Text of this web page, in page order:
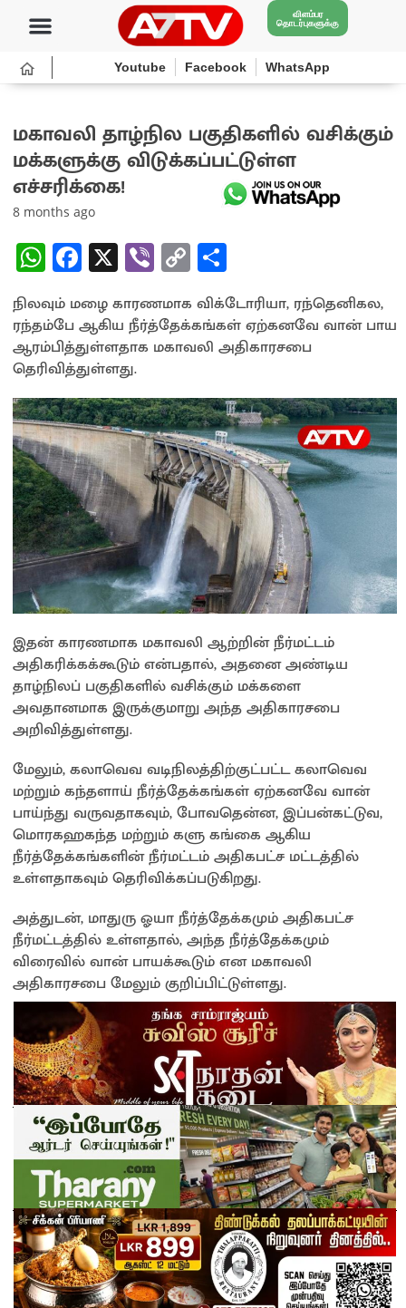
விளம்பர
தொடர்புகளுக்கு
Youtube Facebook WhatsApp
மகாவலி தாழ்நில பகுதிகளில் வசிக்கும்
மக்களுக்கு விடுக்கப்பட்டுள்ள
எச்சரிக்கை!
8 months ago
W
h
at
sA
p
p
Fa
ce
b
o
o
k
X Vi
b
er
C
o
py
Li
k
h
ar
e
நிலவும் மழை காரணமாக விக்டோரியா, ரந்தெனிகல,
ரந்தம்பே ஆகிய நீர்த்தேக்கங்கள் ஏற்கனவே வான் பாய
ஆரம்பித்துள்ளதாக மகாவலி அதிகாரசபை
தெரிவித்துள்ளது.
இதன் காரணமாக மகாவலி ஆற்றின் நீர்மட்டம்
அதிகரிக்கக்கூடும் என்பதால், அதனை அண்டிய
தாழ்நிலப் பகுதிகளில் வசிக்கும் மக்களை
அவதானமாக இருக்குமாறு அந்த அதிகாரசபை
அறிவித்துள்ளது.
மேலும், கலாவெவ வடிநிலத்திற்குட்பட்ட கலாவெவ
மற்றும் கந்தளாய் நீர்த்தேக்கங்கள் ஏற்கனவே வான்
பாய்ந்து வருவதாகவும், போவதென்ன, இப்பன்கட்டுவ,
மொரகஹகந்த மற்றும் களு கங்கை ஆகிய
நீர்த்தேக்கங்களின் நீர்மட்டம் அதிகபட்ச மட்டத்தில்
உள்ளதாகவும் தெரிவிக்கப்படுகிறது.
அத்துடன், மாதுரு ஓயா நீர்த்தேக்கமும் அதிகபட்ச
நீர்மட்டத்தில் உள்ளதால், அந்த நீர்த்தேக்கமும்
விரைவில் வான் பாயக்கூடும் என மகாவலி
அதிகாரசபை மேலும் குறிப்பிட்டுள்ளது.